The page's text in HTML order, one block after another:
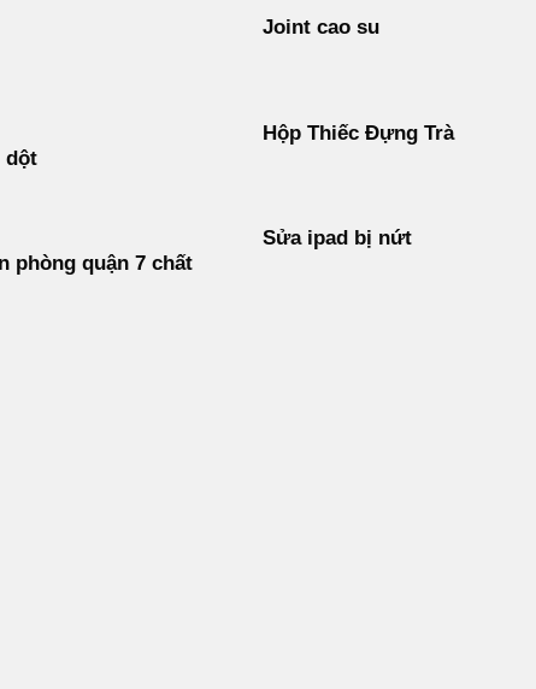
Joint cao su
Hộp Thiếc Đựng Trà
dột
Sửa ipad bị nứt
phòng quận 7 chất